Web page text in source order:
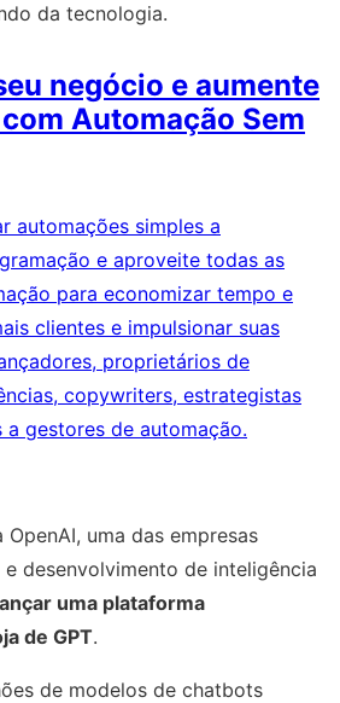
da tecnologia.
negócio e aumente
Automação Sem
automações simples a
e aproveite todas as
para economizar tempo e
clientes e impulsionar suas
proprietários de
copywriters, estrategistas
gestores de automação.
uma das empresas
desenvolvimento de inteligência
uma plataforma
de GPT.
de modelos de chatbots